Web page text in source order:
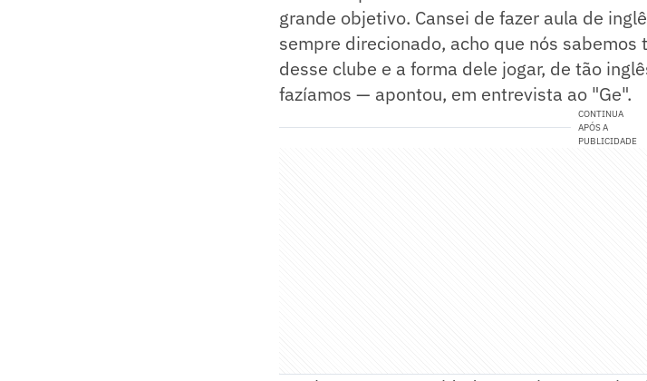
grande objetivo. Cansei de fazer aula de
sempre direcionado, acho que nós
desse clube e a forma dele jogar, de tão
fazíamos — apontou, em entrevista ao "Ge".
CONTINUA
APÓS A
PUBLICIDADE